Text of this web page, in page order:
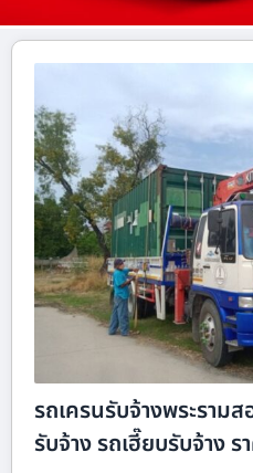
รถเครนรับจ้างพระราม
รับจ้าง รถเฮี๊ยบรับจ้าง ร